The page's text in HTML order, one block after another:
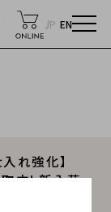
JP EN
れ強化】
中! 新入荷